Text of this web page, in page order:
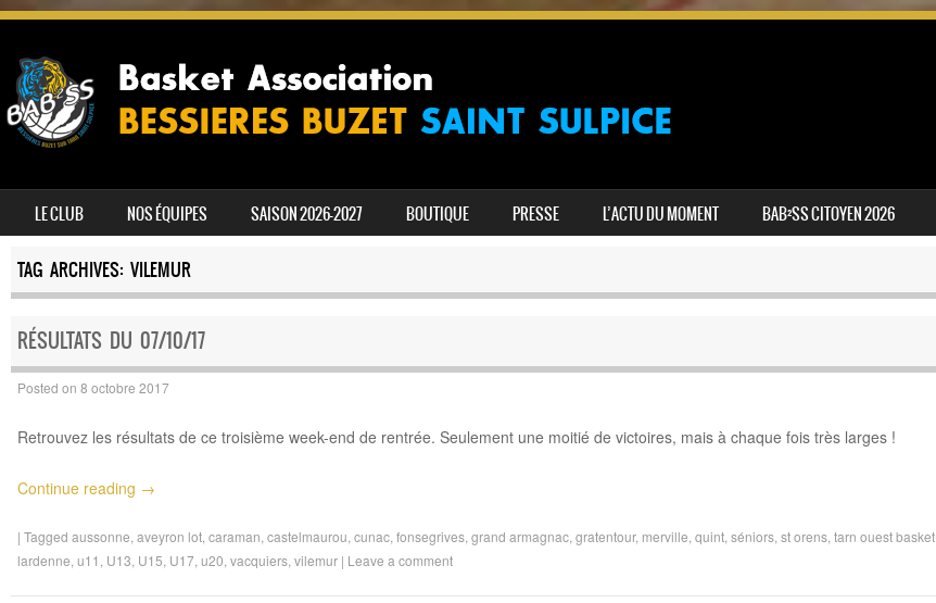
MENU
SKIP TO CONTENT
LE CLUB NOS ÉQUIPES SAISON 2026-2027 BOUTIQUE PRESSE L’ACTU DU MOMENT BAB²SS CITOYEN 2026
TAG ARCHIVES: VILEMUR
RÉSULTATS DU 07/10/17
Posted on 8 octobre 2017
Retrouvez les résultats de ce troisième week-end de rentrée. Seulement une moitié de victoires, mais à chaque fois très larges !
Continue reading →
| Tagged aussonne aveyron lot, caraman castelmaurou cunac, fonsegrives, grand armagnac, gratentour, merville quint, séniors, st orens, tarn ouest basket,
lardenne u11 U13 U15 U17, u20 vacquiers, vilemur | Leave a comment